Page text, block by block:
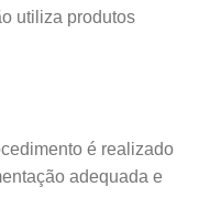
utiliza produtos
é realizado
adequada e